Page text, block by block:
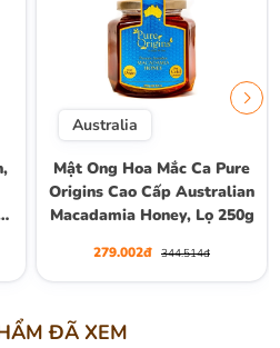
Australia
Mật Ong Hoa Mắc Ca Pure
Origins Cao Cấp Australian
Macadamia Honey, Lọ 250g
279.002đ 344.514đ
ĐÃ XEM